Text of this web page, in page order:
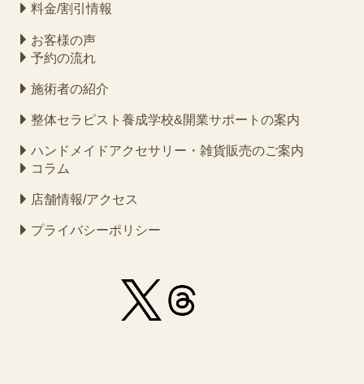
料金/割引情報
お客様の声
予約の流れ
施術者の紹介
整体セラピスト養成学校&開業サポートの案内
ハンドメイドアクセサリー・雑貨販売のご案内
コラム
店舗情報/アクセス
プライバシーポリシー